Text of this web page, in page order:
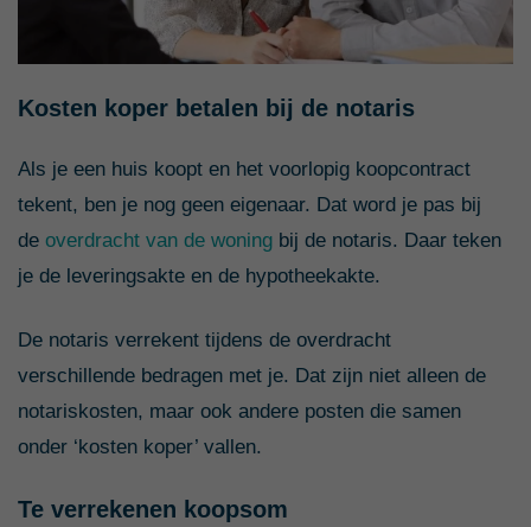
Kosten koper betalen bij de notaris
Als je een huis koopt en het voorlopig koopcontract
tekent, ben je nog geen eigenaar. Dat word je pas bij
de overdracht van de woning bij de notaris. Daar teken
je de leveringsakte en de hypotheekakte.
De notaris verrekent tijdens de overdracht
verschillende bedragen met je. Dat zijn niet alleen de
notariskosten, maar ook andere posten die samen
onder ‘kosten koper’ vallen.
Te verrekenen koopsom